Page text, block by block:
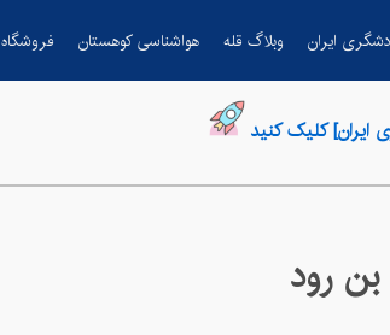
ایران وبلاگ قله هواشناسی کوهستان فروشگاه
کلیک کنید
بن رود